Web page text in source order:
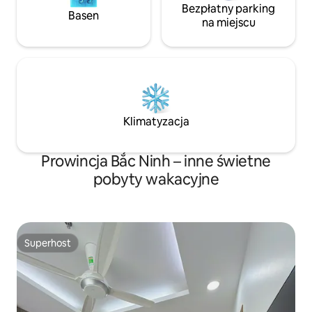
Basen
Bezpłatny parking
na miejscu
Klimatyzacja
Prowincja Bắc Ninh – inne świetne
pobyty wakacyjne
Superhost
Superhost